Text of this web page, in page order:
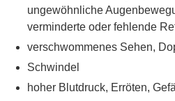
ungewöhnliche
verminderte oder fehlende
verschwommenes Sehen,
Schwindel
hoher Blutdruck, Erröten,